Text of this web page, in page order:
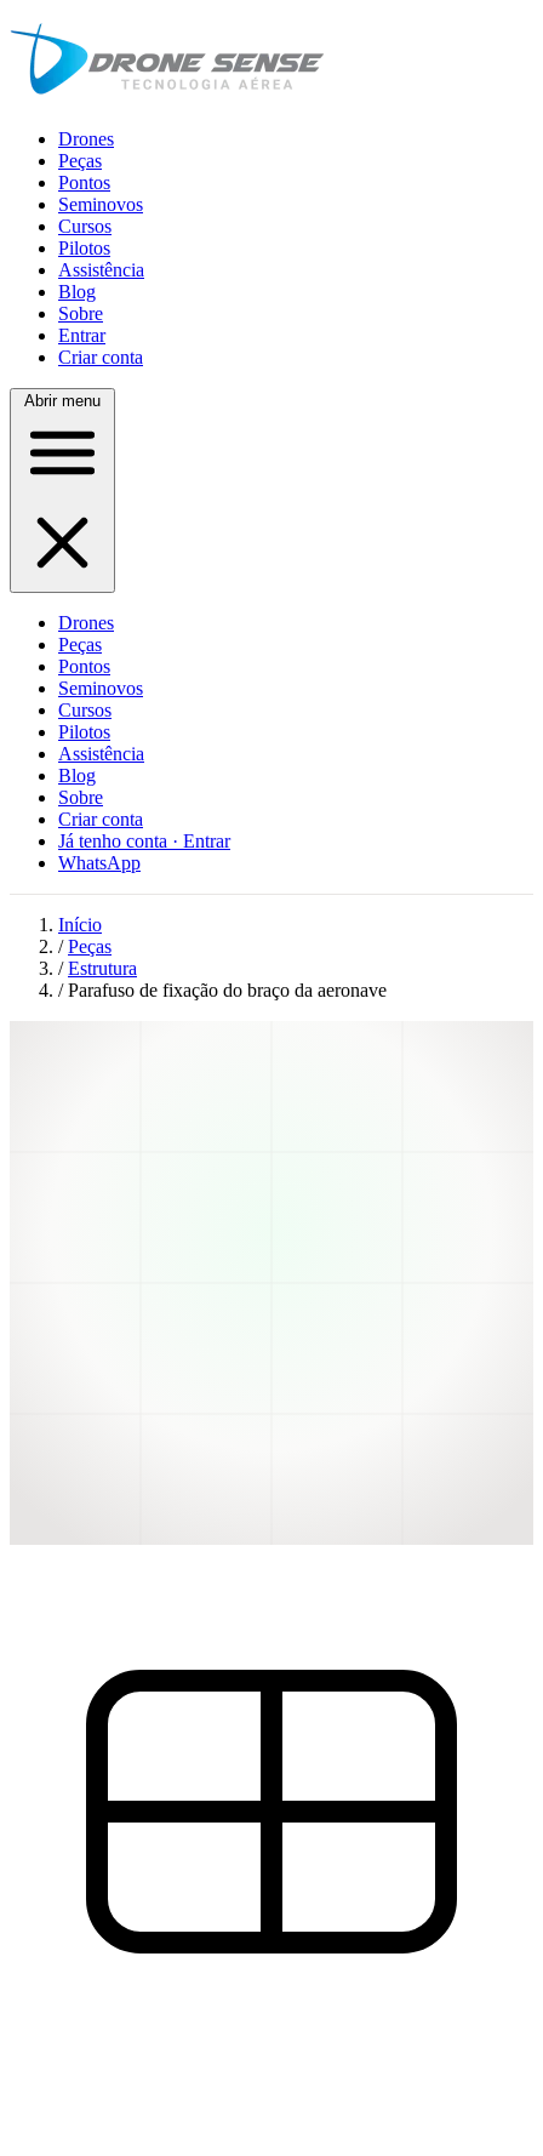
Drones
Peças
Pontos
Seminovos
Cursos
Pilotos
Assistência
Blog
Sobre
Entrar
Criar conta
Abrir menu
Drones
Peças
Pontos
Seminovos
Cursos
Pilotos
Assistência
Blog
Sobre
Criar conta
Já tenho conta · Entrar
WhatsApp
Início
/ Peças
/ Estrutura
/ Parafuso de fixação do braço da aeronave